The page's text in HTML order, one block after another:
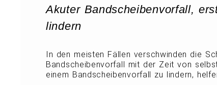
Akuter Bandscheibenvorfall,
lindern
In den meisten Fällen verschwinden die
Bandscheibenvorfall mit der Zeit von
einem Bandscheibenvorfall zu lindern,